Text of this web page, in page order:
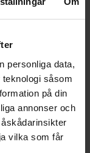
personliga data,
såsom
på din
annonser och
vilka som får